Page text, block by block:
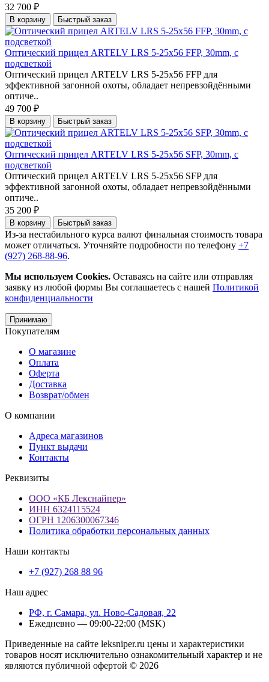
32 700 ₽
В корзину Быстрый заказ
Оптический прицел ARTELV LRS 5-25x56 FFP, 30mm, с
подсветкой
Оптический прицел ARTELV LRS 5-25x56 FFP для
эффективной загонной охоты, обладает непревзойдёнными
оптиче..
49 700 ₽
В корзину Быстрый заказ
Оптический прицел ARTELV LRS 5-25x56 SFP, 30mm, с
подсветкой
Оптический прицел ARTELV LRS 5-25x56 SFP для
эффективной загонной охоты, обладает непревзойдёнными
оптиче..
35 200 ₽
В корзину Быстрый заказ
Из-за нестабильного курса валют финальная стоимость товара
может отличаться. Уточняйте подробности по телефону +7
(927) 268-88-96.
Мы используем Cookies. Оставаясь на сайте или отправляя
заявку из любой формы Вы соглашаетесь с нашей Политикой
конфиденциальности
Принимаю
Покупателям
О магазине
Оплата
Оферта
Доставка
Возврат/обмен
О компании
Адреса магазинов
Пункт выдачи
Контакты
Реквизиты
ООО «КБ Лекснайпер»
ИНН 6324115524
ОГРН 1206300067346
Политика обработки персональных данных
Наши контакты
+7 (927) 268 88 96
Наш адрес
РФ, г. Самара, ул. Ново-Садовая, 22
Ежедневно — 09:00-22:00 (MSK)
Приведенные на сайте leksniper.ru цены и характеристики
товаров носят исключительно ознакомительный характер и не
являются публичной офертой © 2026